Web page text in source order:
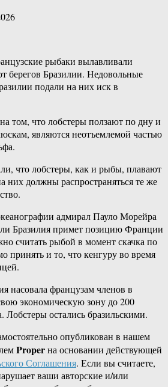
рыбаки вылавливали
берегов Бразилии. Недовольные
подали на них иск в
том, что лобстеры ползают по дну и
являются неотъемлемой частью
что лобстеры, как и рыбы, плавают
должны распространяться те же
адмирал Пауло Морейра
Бразилия примет позицию Франции
считать рыбой в момент скачка по
принять и то, что кенгуру во время
насовала французам членов в
экономическую зону до 200
Лобстеры остались бразильскими.
опубликован в нашем
Properна основании действующей
Соглашения. Если вы считаете,
ваши авторские и/или